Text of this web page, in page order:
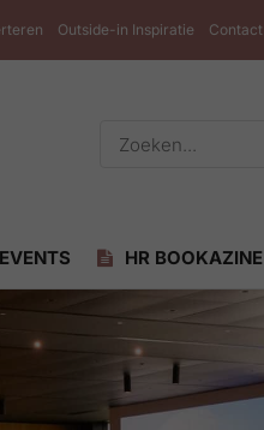
Outside-in Inspiratie Contact
HR BOOKAZINE